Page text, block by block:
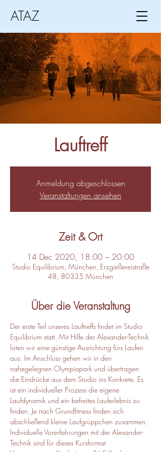
ATAZ
Lauftreff
Anmeldung abgeschlossen
Veranstaltungen ansehen
Zeit & Ort
14 Dec 2020, 18:00 – 20:00
Studio Equilibrium, München, Erzgießereistraße
48, 80335 München
Über die Veranstaltung
Der erste Teil unseres Lauftreffs findet im Studio
Equilibrium statt. Mit Hilfe der Alexander-Technik
loten wir eine günstige Ausrichtung fürs Laufen
aus. Im Anschluss gehen wir in den
nahegelegnen Olympiapark und übertragen
die Eindrücke aus dem Studio ins Konkrete. Es
ist ein individueller Prozess die eigene
Laufdynamik und ein befreites Lauferlebnis zu
finden. Je nach Grundfitness finden sich
abschließend kleine Laufgrüppchen zusammen.
Individuelle Vorerfahrungen mit der Alexander-
Technik sind für dieses Kursformat